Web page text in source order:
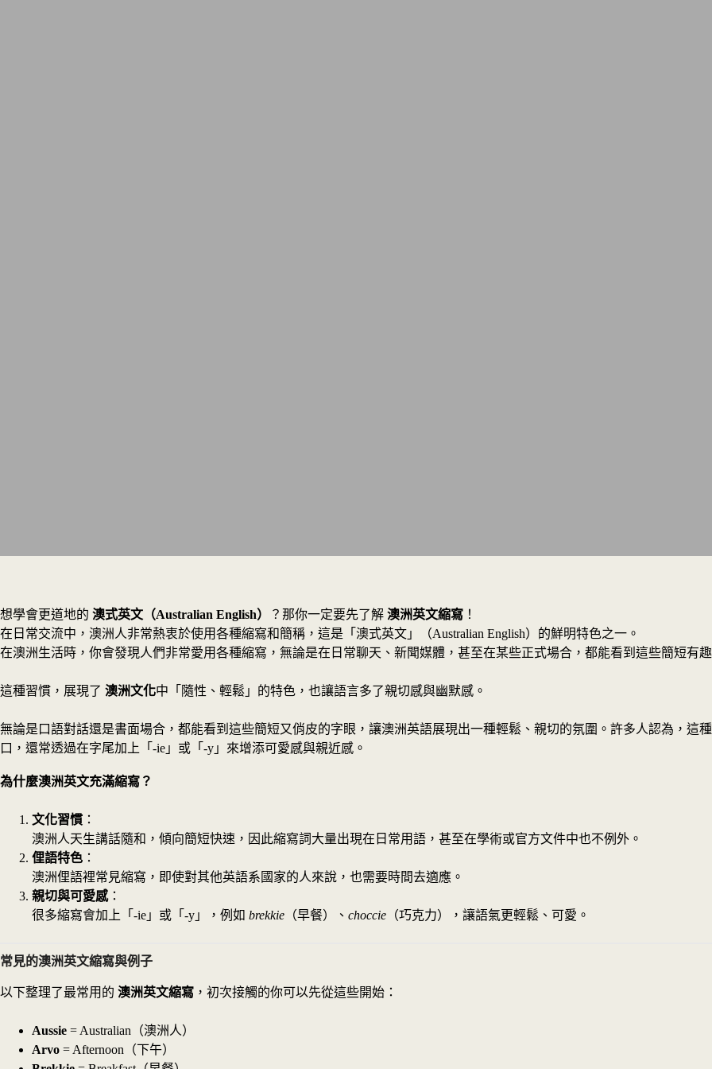
想學會更道地的 澳式英文（Australian English） ？那你一定要先了解 澳洲英文縮寫 ！
在日常交流中，澳洲人非常熱衷於使用各種縮寫和簡稱，這是「澳式英文」（Australian English）的鮮明特色之一。
在澳洲生活時，你會發現人們非常愛用各種縮寫，無論是在日常聊天、新聞媒體，甚至在某些正式場合，都能看到這些簡短有
這種習慣，展現了 澳洲文化中「隨性、輕鬆」的特色，也讓語言多了親切感與幽默感。
無論是口語對話還是書面場合，都能看到這些簡短又俏皮的字眼，讓澳洲英語展現出一種輕鬆、親切的氛圍。許多人認為，這
口，還常透過在字尾加上「-ie」或「-y」來增添可愛感與親近感。
為什麼澳洲英文充滿縮寫？
文化習慣 ：
澳洲人天生講話隨和，傾向簡短快速，因此縮寫詞大量出現在日常用語，甚至在學術或官方文件中也不例外。
俚語特色 ：
澳洲俚語裡常見縮寫，即使對其他英語系國家的人來說，也需要時間去適應。
親切與可愛感：
很多縮寫會加上「-ie」或「-y」，例如 brekkie （早餐）、 choccie （巧克力），讓語氣更輕鬆、可愛。
常見的澳洲英文縮寫與例子
以下整理了最常用的 澳洲英文縮寫 ，初次接觸的你可以先從這些開始：
Aussie = Australian（澳洲人）
Arvo = Afternoon（下午）